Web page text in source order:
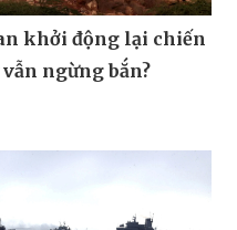
khởi động lại chiến
vẫn ngừng bắn?